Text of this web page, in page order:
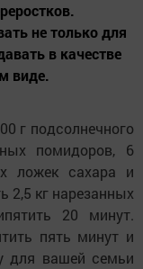
не только для
в качестве
виде.
г подсолнечного
помидоров, 6
ложек сахара и
2,5 кг нарезанных
20 минут.
пять минут и
для вашей семьи